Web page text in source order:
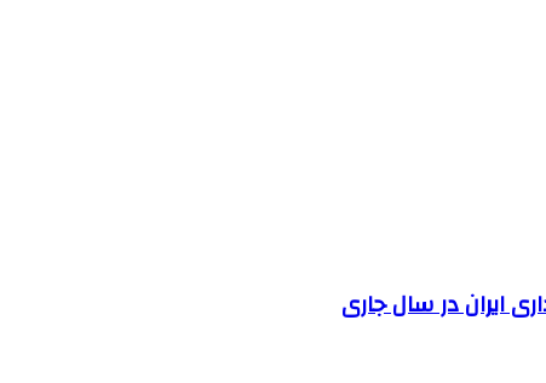
ایران در سال جاری